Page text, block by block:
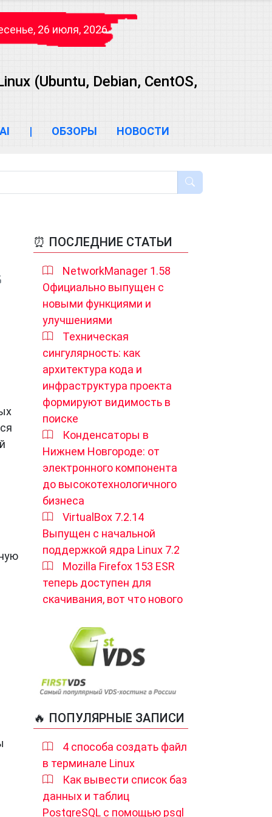
26 июля, 2026
(Ubuntu, Debian, CentOS,
AI | ОБЗОРЫ НОВОСТИ
⏰ ПОСЛЕДНИЕ СТАТЬИ
NetworkManager 1.58
Официально выпущен с
новыми функциями и
улучшениями
Техническая
сингулярность: как
архитектура кода и
инфраструктура проекта
формируют видимость в
поиске
Конденсаторы в
Нижнем Новгороде: от
электронного компонента
до высокотехнологичного
бизнеса
VirtualBox 7.2.14
Выпущен с начальной
поддержкой ядра Linux 7.2
Mozilla Firefox 153 ESR
теперь доступен для
скачивания, вот что нового
🔥 ПОПУЛЯРНЫЕ ЗАПИСИ
4 способа создать файл
в терминале Linux
Как вывести список баз
данных и таблиц
PostgreSQL с помощью psql